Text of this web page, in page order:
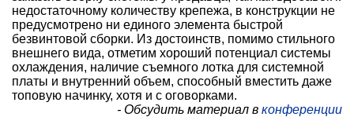
недостаточному количеству крепежа, в конструкции не
предусмотрено ни единого элемента быстрой
безвинтовой сборки. Из достоинств, помимо стильного
внешнего вида, отметим хороший потенциал системы
охлаждения, наличие съемного лотка для системной
платы и внутренний объем, способный вместить даже
топовую начинку, хотя и с оговорками.
- Обсудить материал в конференции